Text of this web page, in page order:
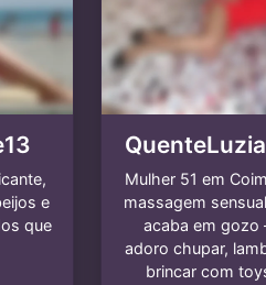
e
que
Mulher 51 em
massagem
acaba em
adoro chupar,
brincar com